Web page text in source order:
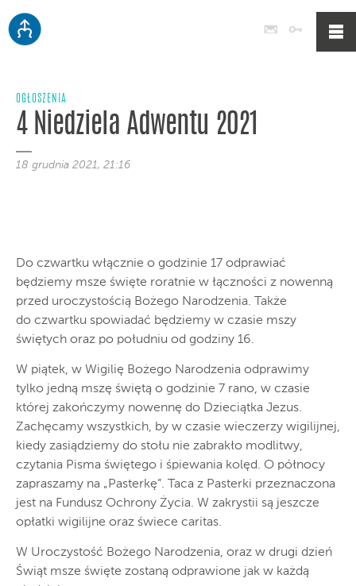
Poczta
OGŁOSZENIA
4 Niedziela Adwentu 2021
18 grudnia 2021, 21:16
Do czwartku włącznie o godzinie 17 odprawiać
będziemy msze święte roratnie w łączności z nowenną
przed uroczystością Bożego Narodzenia. Także
do czwartku spowiadać będziemy w czasie mszy
świętych oraz po południu od godziny 16.
W piątek, w Wigilię Bożego Narodzenia odprawimy
tylko jedną mszę świętą o godzinie 7 rano, w czasie
której zakończymy nowennę do Dzieciątka Jezus.
Zachęcamy wszystkich, by w czasie wieczerzy wigilijnej,
kiedy zasiądziemy do stołu nie zabrakło modlitwy,
czytania Pisma świętego i śpiewania kolęd. O północy
zapraszamy na „Pasterkę”. Taca z Pasterki przeznaczona
jest na Fundusz Ochrony Życia. W zakrystii są jeszcze
opłatki wigilijne oraz świece caritas.
W Uroczystość Bożego Narodzenia, oraz w drugi dzień
Świąt msze święte zostaną odprawione jak w każdą